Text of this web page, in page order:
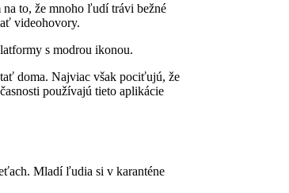
to, že mnoho ľudí trávi bežné
videohovory.
s modrou ikonou.
doma. Najviac však pociťujú, že
používajú tieto aplikácie
Mladí ľudia si v karanténe